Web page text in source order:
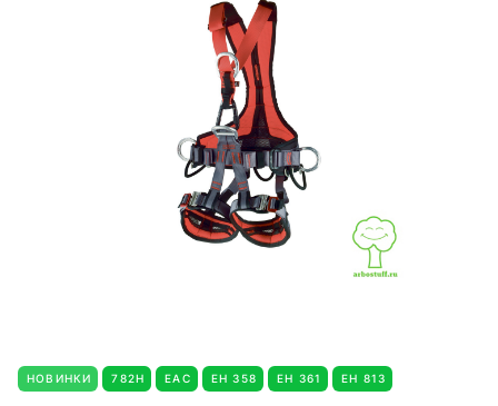
НОВИНКИ 782Н EAC ЕН 358 ЕН 361 ЕН 813